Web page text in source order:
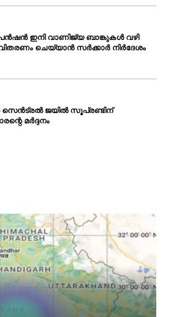
ഇനി വാണിജ്യ ബാങ്കുകൾ വഴി
ചെയ്യാൻ സർക്കാർ നിർദേശം
സെൻട്രൽ ജയിൽ സൂപ്രണ്ടിന്
മർദ്ദനം